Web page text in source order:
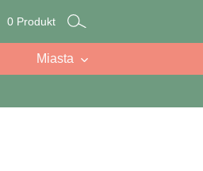
0 Produkt
Miasta